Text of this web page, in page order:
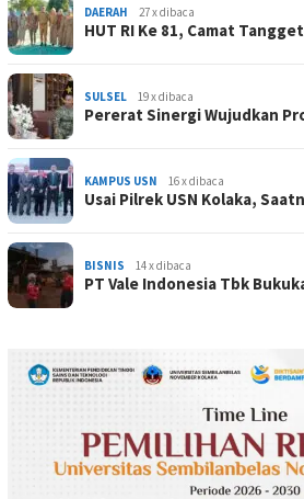
DAERAH 27 x dibaca
HUT RI Ke 81, Camat
SULSEL 19 x dibaca
Pererat Sinergi Wujudkan
KAMPUS USN 16 x dibaca
Usai Pilrek USN Kolaka,
BISNIS 14 x dibaca
PT Vale Indonesia Tbk